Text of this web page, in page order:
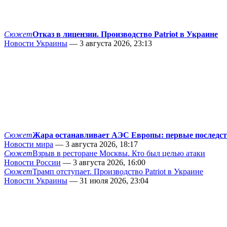
СюжетОтказ в лицензии. Производство Patriot в Украине
Новости Украины — 3 августа 2026, 23:13
СюжетЖара останавливает АЭС Европы: первые
Новости мира — 3 августа 2026, 18:17
СюжетВзрыв в ресторане Москвы. Кто был целью атаки
Новости России — 3 августа 2026, 16:00
СюжетТрамп отступает. Производство Patriot в Украине
Новости Украины — 31 июля 2026, 23:04